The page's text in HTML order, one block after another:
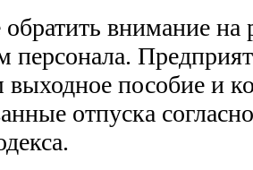
внимание на
персонала.
выходное пособие и
отпуска